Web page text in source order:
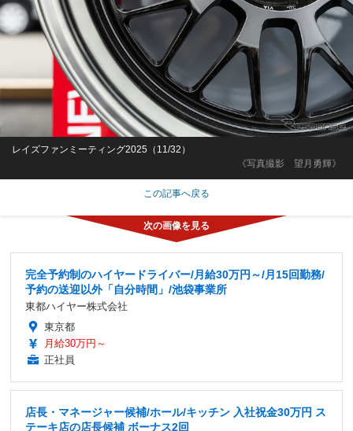
《写真撮影 望月勇輝》
レイズファンミーティング2025（11/32）
この記事へ戻る
完全予約制のハイヤードライバー/月給30万円～/月15回勤務/
予約の送迎以外「自分時間」/池袋事業所
東都ハイヤー株式会社
東京都
月給30万円～
正社員
店長・マネージャー候補/ホール/キッチン 入社祝金30万円 ス
テーキ店の店長候補 ボーナス2回